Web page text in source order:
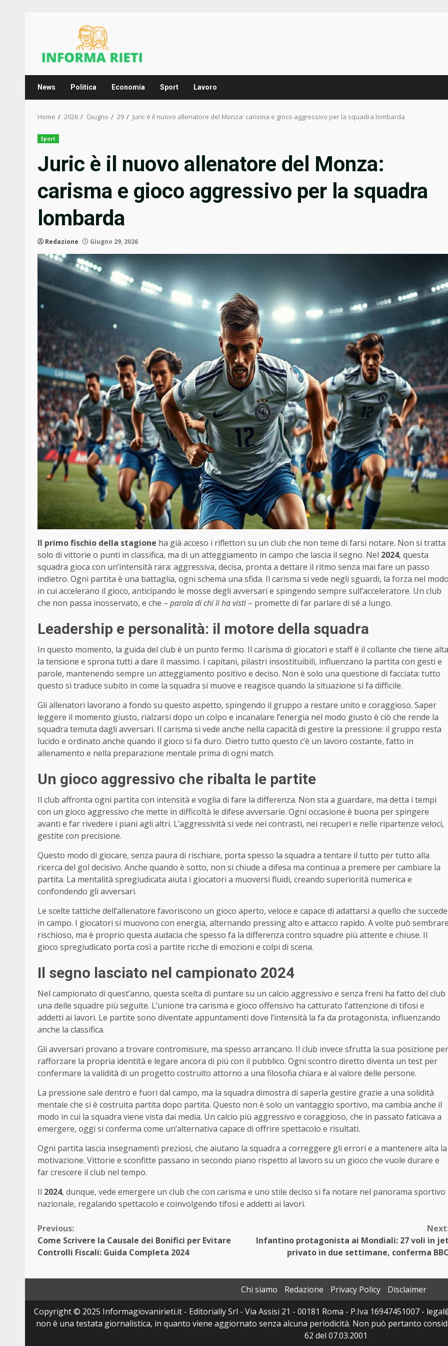
News Politica Economia Sport Lavoro
Home 2026 Giugno 29 Juric è il nuovo allenatore del Monza: carisma e gioco aggressivo per la squadra lombarda
Sport
Juric è il nuovo allenatore del Monza:
carisma e gioco aggressivo per la squadra
lombarda
Redazione Giugno 29, 2026
Il primo fischio della stagione ha già acceso i riflettori su un club che non teme di farsi notare. Non si tratta
solo di vittorie o punti in classifica, ma di un atteggiamento in campo che lascia il segno. Nel 2024, questa
squadra gioca con un’intensità rara: aggressiva, decisa, pronta a dettare il ritmo senza mai fare un passo
indietro. Ogni partita è una battaglia, ogni schema una sfida. Il carisma si vede negli sguardi, la forza nel
in cui accelerano il gioco, anticipando le mosse degli avversari e spingendo sempre sull’acceleratore. Un club
che non passa inosservato, e che – parola di chi li ha visti– promette di far parlare di sé a lungo.
Leadership e personalità: il motore della squadra
In questo momento, la guida del club è un punto fermo. Il carisma di giocatori e staff è il collante che tiene alta
la tensione e sprona tutti a dare il massimo. I capitani, pilastri insostituibili, influenzano la partita con gesti e
parole, mantenendo sempre un atteggiamento positivo e deciso. Non è solo una questione di facciata: tutto
questo si traduce subito in come la squadra si muove e reagisce quando la situazione si fa difficile.
Gli allenatori lavorano a fondo su questo aspetto, spingendo il gruppo a restare unito e coraggioso. Saper
leggere il momento giusto, rialzarsi dopo un colpo e incanalare l’energia nel modo giusto è ciò che rende la
squadra temuta dagli avversari. Il carisma si vede anche nella capacità di gestire la pressione: il gruppo resta
lucido e ordinato anche quando il gioco si fa duro. Dietro tutto questo c’è un lavoro costante, fatto in
allenamento e nella preparazione mentale prima di ogni match.
Un gioco aggressivo che ribalta le partite
Il club affronta ogni partita con intensità e voglia di fare la differenza. Non sta a guardare, ma detta i tempi
con un gioco aggressivo che mette in difficoltà le difese avversarie. Ogni occasione è buona per spingere
avanti e far rivedere i piani agli altri. L’aggressività si vede nei contrasti, nei recuperi e nelle ripartenze veloci,
gestite con precisione.
Questo modo di giocare, senza paura di rischiare, porta spesso la squadra a tentare il tutto per tutto alla
ricerca del gol decisivo. Anche quando è sotto, non si chiude a difesa ma continua a premere per cambiare la
partita. La mentalità spregiudicata aiuta i giocatori a muoversi fluidi, creando superiorità numerica e
confondendo gli avversari.
Le scelte tattiche dell’allenatore favoriscono un gioco aperto, veloce e capace di adattarsi a quello che succede
in campo. I giocatori si muovono con energia, alternando pressing alto e attacco rapido. A volte può
rischioso, ma è proprio questa audacia che spesso fa la differenza contro squadre più attente e chiuse. Il
gioco spregiudicato porta così a partite ricche di emozioni e colpi di scena.
Il segno lasciato nel campionato 2024
Nel campionato di quest’anno, questa scelta di puntare su un calcio aggressivo e senza freni ha fatto del club
una delle squadre più seguite. L’unione tra carisma e gioco offensivo ha catturato l’attenzione di tifosi e
addetti ai lavori. Le partite sono diventate appuntamenti dove l’intensità la fa da protagonista, influenzando
anche la classifica.
Gli avversari provano a trovare contromisure, ma spesso arrancano. Il club invece sfrutta la sua posizione per
rafforzare la propria identità e legare ancora di più con il pubblico. Ogni scontro diretto diventa un test per
confermare la validità di un progetto costruito attorno a una filosofia chiara e al valore delle persone.
La pressione sale dentro e fuori dal campo, ma la squadra dimostra di saperla gestire grazie a una solidità
mentale che si è costruita partita dopo partita. Questo non è solo un vantaggio sportivo, ma cambia anche il
modo in cui la squadra viene vista dai media. Un calcio più aggressivo e coraggioso, che in passato faticava a
emergere, oggi si conferma come un’alternativa capace di offrire spettacolo e risultati.
Ogni partita lascia insegnamenti preziosi, che aiutano la squadra a correggere gli errori e a mantenere alta la
motivazione. Vittorie e sconfitte passano in secondo piano rispetto al lavoro su un gioco che vuole durare e
far crescere il club nel tempo.
Il 2024, dunque, vede emergere un club che con carisma e uno stile deciso si fa notare nel panorama sportivo
nazionale, regalando spettacolo e coinvolgendo tifosi e addetti ai lavori.
Continue
Reading
Previous:
Come Scrivere la Causale dei Bonifici per Evitare
Controlli Fiscali: Guida Completa 2024
Infantino protagonista ai Mondiali: 27 voli in
privato in due settimane, conferma
Chi siamo Redazione Privacy Policy
Disclaimer
Copyright © 2025 Informagiovanirieti.it - Editorially Srl - Via Assisi 21 - 00181 Roma - P.Iva 16947451007 -
non è una testata giornalistica, in quanto viene aggiornato senza alcuna periodicità. Non può pertanto
62 del 07.03.2001